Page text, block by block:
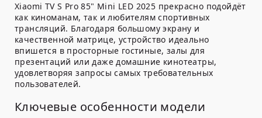
Xiaomi TV S Pro 85" Mini LED 2025 прекрасно подойдёт
как киноманам, так и любителям спортивных
трансляций. Благодаря большому экрану и
качественной матрице, устройство идеально
впишется в просторные гостиные, залы для
презентаций или даже домашние кинотеатры,
удовлетворяя запросы самых требовательных
пользователей.
Ключевые особенности модели